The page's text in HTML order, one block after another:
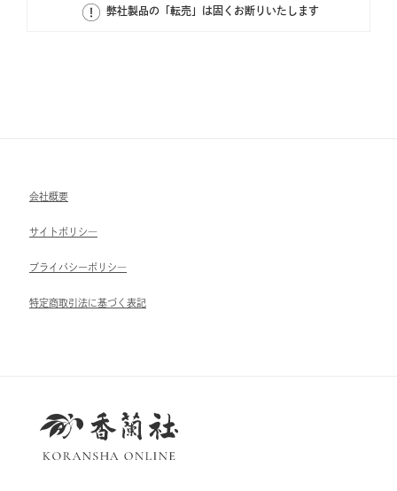
弊社製品の「転売」は固くお断りいたします
会社概要
サイトポリシ―
ブライパシーポリシ―
特定商取引法に基づく表記